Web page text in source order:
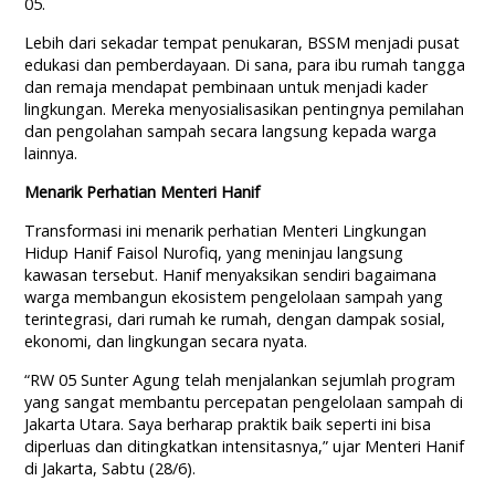
Lebih dari sekadar tempat penukaran, BSSM menjadi pusat
edukasi dan pemberdayaan. Di sana, para ibu rumah tangga
dan remaja mendapat pembinaan untuk menjadi kader
lingkungan. Mereka menyosialisasikan pentingnya pemilahan
dan pengolahan sampah secara langsung kepada warga
lainnya.
Menarik Perhatian Menteri Hanif
Transformasi ini menarik perhatian Menteri Lingkungan
Hidup Hanif Faisol Nurofiq, yang meninjau langsung
kawasan tersebut. Hanif menyaksikan sendiri bagaimana
warga membangun ekosistem pengelolaan sampah yang
terintegrasi, dari rumah ke rumah, dengan dampak sosial,
ekonomi, dan lingkungan secara nyata.
“RW 05 Sunter Agung telah menjalankan sejumlah program
yang sangat membantu percepatan pengelolaan sampah di
Jakarta Utara. Saya berharap praktik baik seperti ini bisa
diperluas dan ditingkatkan intensitasnya,” ujar Menteri Hanif
di Jakarta, Sabtu (28/6).